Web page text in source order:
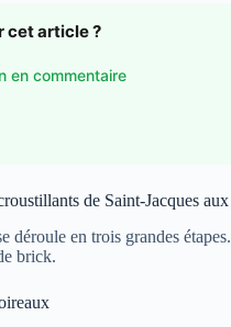
cet article ?
en commentaire
de Saint-Jacques
déroule en trois grandes
brick.